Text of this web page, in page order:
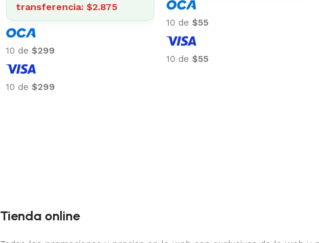
10 de$36 10 de $87
10 de $87
Tienda online